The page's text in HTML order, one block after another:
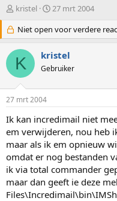
O
d
e
r
w
e
s
t
a
r
t
e
r
kristel
S
a
r
t
d
a
m
27 mrt 2004
Niet open voor verdere
K kristel
Gebruiker
27 mrt 2004
Ik kan incredimail niet
em verwijderen, nou heb
maar als ik em opnieuw
omdat er nog bestanden
ik via total commander
maar dan geeft ie deze